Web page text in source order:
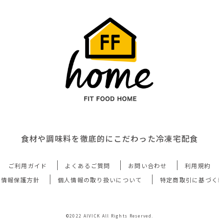
食材や調味料を徹底的にこだわった冷凍宅配食
ご利用ガイド よくあるご質問 お問い合わせ
利用規約
報保護方針
個人情報の取り扱いについて 特定商取引に基づ
©2022 AIVICK All Rights Reserved.